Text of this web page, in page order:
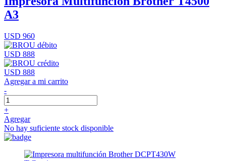
A3
USD 960
USD 888
USD 888
Agregar a mi carrito
-
+
Agregar
No hay suficiente stock disponible